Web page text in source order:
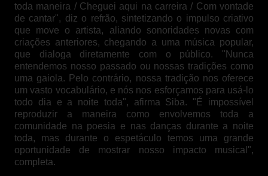
toda maneira / Cheguei aqui na carreira / Com vontade
de cantar", diz o refrão, sintetizando o impulso criativo
que move o artista, aliando sonoridades novas com
criações anteriores, chegando a uma música popular,
que dialoga diretamente com o público. "Nunca
entendemos nosso passado ou nossas tradições como
uma gaiola. Pelo contrário, nossa tradição nos oferece
um vasto vocabulário, e nós nos esforçamos para usá-lo
todo dia e a noite toda", afirma Siba. "É impossível
reproduzir a maneira como envolvemos toda a
comunidade na poesia e nas danças durante a noite
toda, mas durante o espetáculo temos uma grande
oportunidade de mostrar nosso impacto musical",
completa.